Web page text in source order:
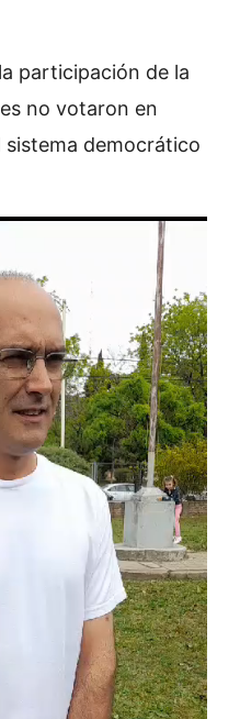
participación de la
no votaron en
democrático